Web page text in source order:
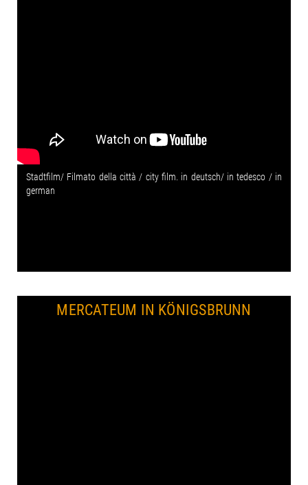
Stadtfilm/ Filmato della città / city film. in deutsch/ in tedesco / in
german
MERCATEUM IN KÖNIGSBRUNN